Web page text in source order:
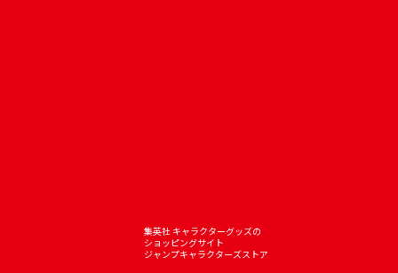
集英社 キャラクターグッズの
ショッピングサイト
ジャンプキャラクターズストア